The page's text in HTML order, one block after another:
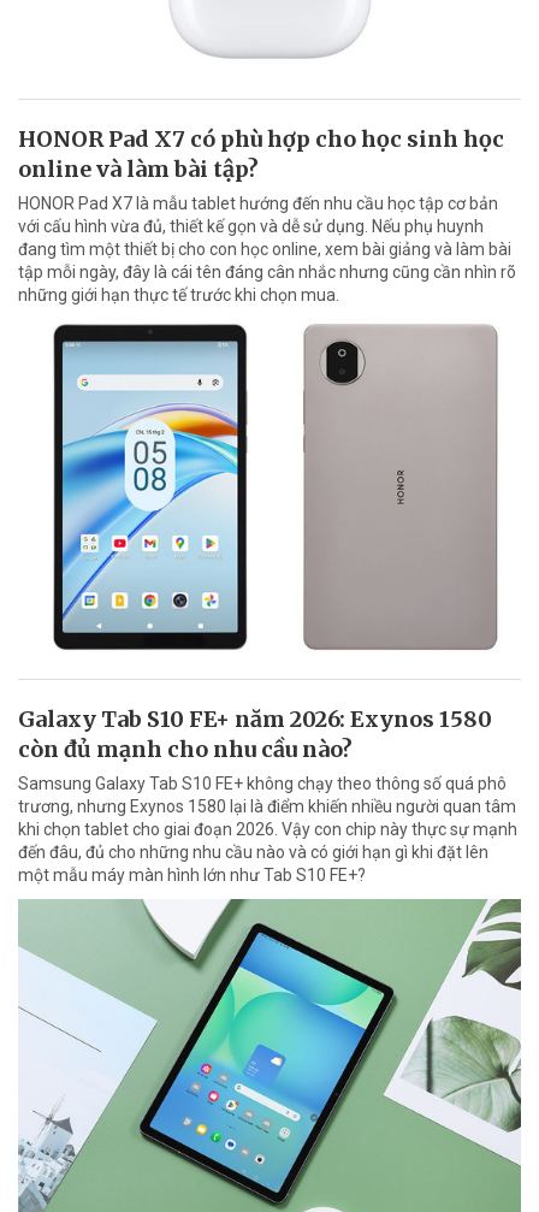
HONOR Pad X7 có phù hợp cho học sinh học
online và làm bài tập?
HONOR Pad X7 là mẫu tablet hướng đến nhu cầu học tập cơ bản
với cấu hình vừa đủ, thiết kế gọn và dễ sử dụng. Nếu phụ huynh
đang tìm một thiết bị cho con học online, xem bài giảng và làm bài
tập mỗi ngày, đây là cái tên đáng cân nhắc nhưng cũng cần nhìn rõ
những giới hạn thực tế trước khi chọn mua.
Galaxy Tab S10 FE+ năm 2026: Exynos 1580
còn đủ mạnh cho nhu cầu nào?
Samsung Galaxy Tab S10 FE+ không chạy theo thông số quá phô
trương, nhưng Exynos 1580 lại là điểm khiến nhiều người quan tâm
khi chọn tablet cho giai đoạn 2026. Vậy con chip này thực sự mạnh
đến đâu, đủ cho những nhu cầu nào và có giới hạn gì khi đặt lên
một mẫu máy màn hình lớn như Tab S10 FE+?